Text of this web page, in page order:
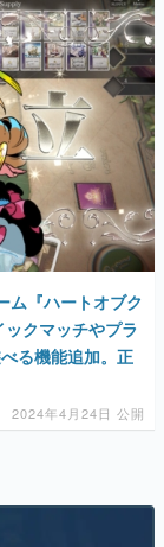
ム『ハートオブク
クマッチやプラ
る機能追加。正
2024年4月24日 公開